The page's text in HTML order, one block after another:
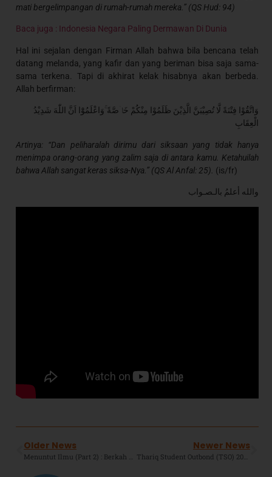
mati bergelimpangan di rumah-rumah mereka.” (QS Hud: 94)
Baca juga : Indonesia Negara Paling Dermawan Di Dunia
Hal ini sejalan dengan Firman Allah bahwa bila bencana telah
datang melanda, yang kafir dan yang beriman bisa saja sama-
sama terkena. Tapi di akhirat kelak hisabnya akan berbeda.
Allah berfirman:
وَاتَّقُوْا فِتْنَةً لَّا تُصِيْبَنَّ الَّذِيْنَ ظَلَمُوْا مِنْكُمْ خَاۤصَّةً ۚوَاعْلَمُوْٓا اَنَّ اللّٰهَ شَدِيْدُ
الْعِقَابِ
Artinya: “Dan peliharalah dirimu dari siksaan yang tidak hanya
menimpa orang-orang yang zalim saja di antara kamu. Ketahuilah
bahwa Allah sangat keras siksa-Nya.” (QS Al Anfal: 25). (is/fr)
والله أعلمُ بالـصـواب
Older News
Menuntut Ilmu (Part 2) : Berkah Hidupmu dari Berkah Ilmumu.
Newer News
Thariq Student Outbond (TSO) 2025 SMPIT TBZ : Kreatif Dan Kolaboratif